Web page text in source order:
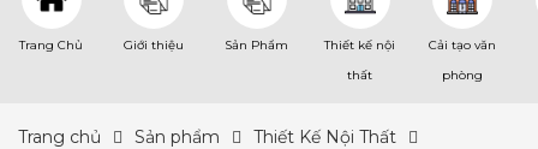
Trang Chủ Giới thiệu Sản Phẩm
Thiết kế nội
thất
Cải tạo văn
phòng
Trang chủ Sản phẩm Thiết Kế Nội Thất